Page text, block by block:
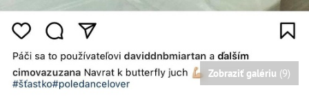
Zobraziť galériu (9)